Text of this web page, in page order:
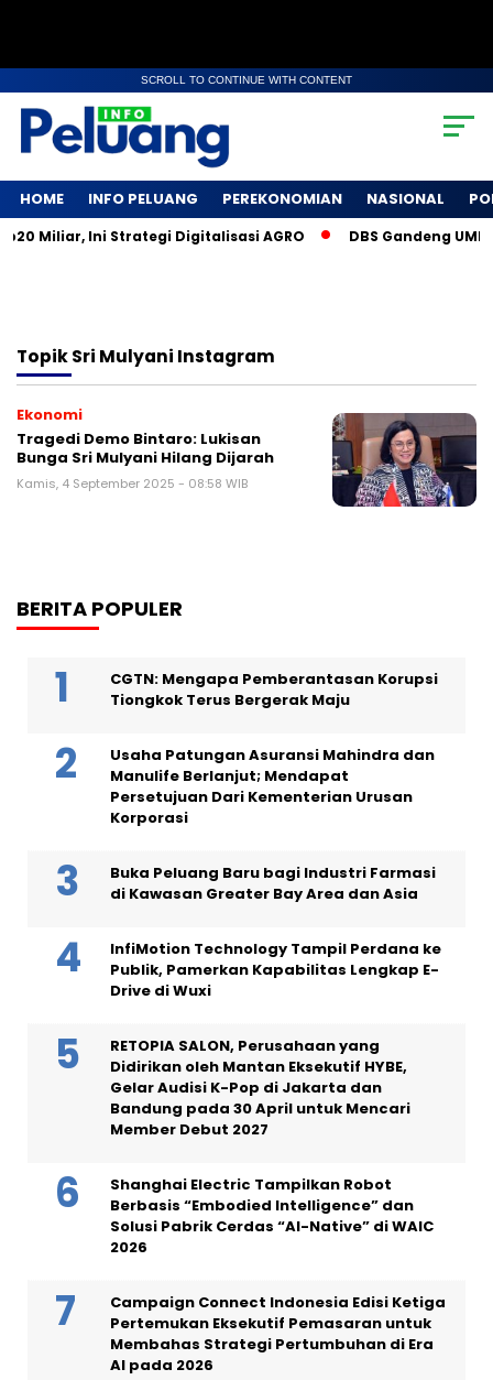
SCROLL TO CONTINUE WITH CONTENT
HOME INFO PELUANG PEREKONOMIAN NASIONAL
Miliar, Ini Strategi Digitalisasi AGRO DBS Gandeng
TopikSri Mulyani Instagram
Ekonomi
Tragedi Demo Bintaro: Lukisan
Bunga Sri Mulyani Hilang Dijarah
Kamis, 4 September 2025 - 08:58 WIB
BERITA POPULER
CGTN: Mengapa Pemberantasan Korupsi
Tiongkok Terus Bergerak Maju
Usaha Patungan Asuransi Mahindra dan
Manulife Berlanjut; Mendapat
Persetujuan Dari Kementerian Urusan
Korporasi
Buka Peluang Baru bagi Industri Farmasi
di Kawasan Greater Bay Area dan Asia
InfiMotion Technology Tampil Perdana ke
Publik, Pamerkan Kapabilitas Lengkap E-
Drive di Wuxi
RETOPIA SALON, Perusahaan yang
Didirikan oleh Mantan Eksekutif HYBE,
Gelar Audisi K-Pop di Jakarta dan
Bandung pada 30 April untuk Mencari
Member Debut 2027
Shanghai Electric Tampilkan Robot
Berbasis “Embodied Intelligence” dan
Solusi Pabrik Cerdas “AI-Native” di WAIC
2026
Campaign Connect Indonesia Edisi Ketiga
Pertemukan Eksekutif Pemasaran untuk
Membahas Strategi Pertumbuhan di Era
AI pada 2026